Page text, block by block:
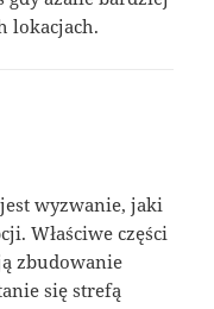
lokacjach.
wyzwanie, jaki
Właściwe części
zbudowanie
się strefą